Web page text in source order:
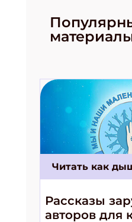
Читать как
Рассказы
авторов для